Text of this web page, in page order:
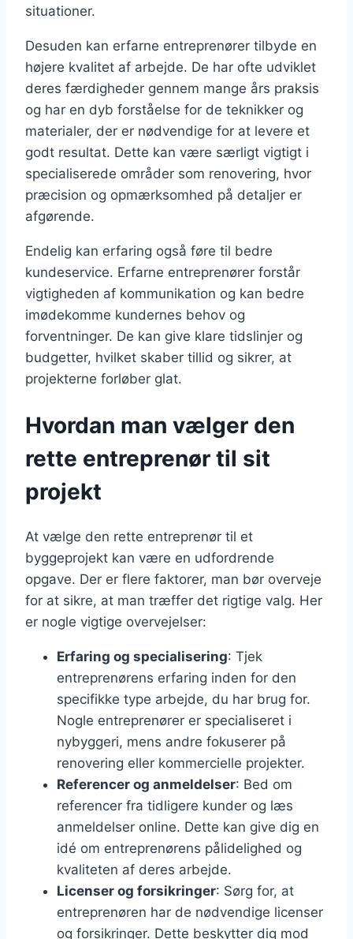
situationer.
Desuden kan erfarne entreprenører tilbyde en
højere kvalitet af arbejde. De har ofte udviklet
deres færdigheder gennem mange års praksis
og har en dyb forståelse for de teknikker og
materialer, der er nødvendige for at levere et
godt resultat. Dette kan være særligt vigtigt i
specialiserede områder som renovering, hvor
præcision og opmærksomhed på detaljer er
afgørende.
Endelig kan erfaring også føre til bedre
kundeservice. Erfarne entreprenører forstår
vigtigheden af kommunikation og kan bedre
imødekomme kundernes behov og
forventninger. De kan give klare tidslinjer og
budgetter, hvilket skaber tillid og sikrer, at
projekterne forløber glat.
Hvordan man vælger den
rette entreprenør til sit
projekt
At vælge den rette entreprenør til et
byggeprojekt kan være en udfordrende
opgave. Der er flere faktorer, man bør overveje
for at sikre, at man træffer det rigtige valg. Her
er nogle vigtige overvejelser:
Erfaring og specialisering: Tjek
entreprenørens erfaring inden for den
specifikke type arbejde, du har brug for.
Nogle entreprenører er specialiseret i
nybyggeri, mens andre fokuserer på
renovering eller kommercielle projekter.
Referencer og anmeldelser: Bed om
referencer fra tidligere kunder og læs
anmeldelser online. Dette kan give dig en
idé om entreprenørens pålidelighed og
kvaliteten af deres arbejde.
Licenser og forsikringer: Sørg for, at
entreprenøren har de nødvendige licenser
og forsikringer. Dette beskytter dig mod